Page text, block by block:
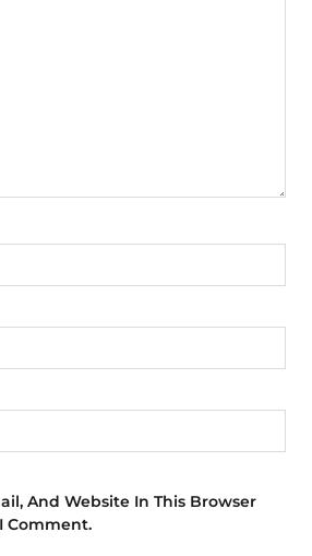
And Website In This Browser
Comment.